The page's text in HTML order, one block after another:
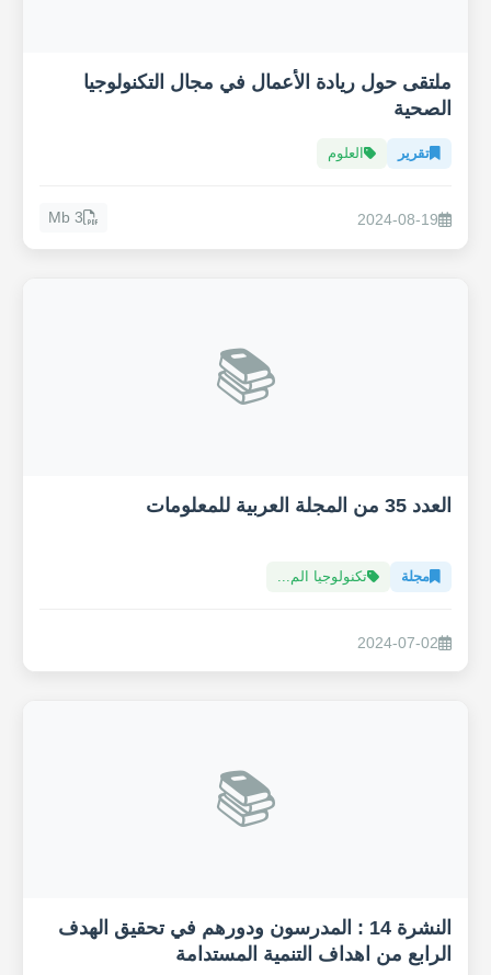
ملتقى حول ريادة الأعمال في مجال التكنولوجيا
الصحية
تقرير العلوم
2024-08-19
3 Mb
📚
العدد 35 من المجلة العربية للمعلومات
مجلة تكنولوجيا الم...
2024-07-02
📚
النشرة 14 : المدرسون ودورهم في تحقيق الهدف
الرابع من اهداف التنمية المستدامة